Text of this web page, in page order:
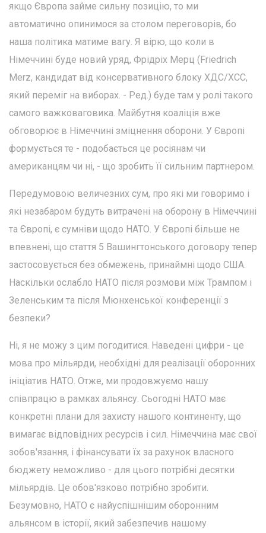
якщо Європа займе сильну позицію, то ми
автоматично опинимося за столом переговорів, бо
наша політика матиме вагу. Я вірю, що коли в
Німеччині буде новий уряд, Фрідріх Мерц (Friedrich
Merz, кандидат від консервативного блоку ХДС/ХСС,
який переміг на виборах. - Ред.) буде там у ролі такого
самого важковаговика. Майбутня коаліція вже
обговорює в Німеччині зміцнення оборони. У Європі
формується те - подобається це росіянам чи
американцям чи ні, - що зробить її сильним партнером.
Передумовою величезних сум, про які ми говоримо і
які незабаром будуть витрачені на оборону в Німеччині
та Європі, є сумніви щодо НАТО. У Європі більше не
впевнені, що стаття 5 Вашингтонського договору тепер
застосовується без обмежень, принаймні щодо США.
Наскільки ослабло НАТО після розмови між Трампом і
Зеленським та після Мюнхенської конференції з
безпеки?
Ні, я не можу з цим погодитися. Наведені цифри - це
мова про мільярди, необхідні для реалізації оборонних
ініціатив НАТО. Отже, ми продовжуємо нашу
співпрацю в рамках альянсу. Сьогодні НАТО має
конкретні плани для захисту нашого континенту, що
вимагає відповідних ресурсів і сил. Німеччина має свої
зобов'язання, і фінансувати їх за рахунок власного
бюджету неможливо - для цього потрібні десятки
мільярдів. Це обов'язково потрібно зробити.
Безумовно, НАТО є найуспішнішим оборонним
альянсом в історії, який забезпечив нашому